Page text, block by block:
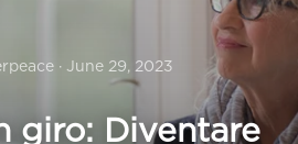
· June 29, 2023
giro: Diventare